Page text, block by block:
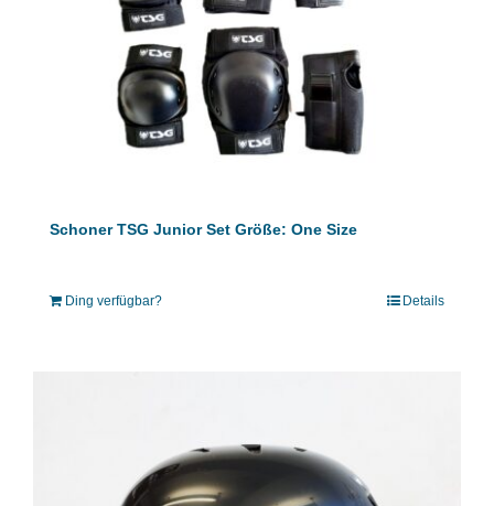
Schoner TSG Junior Set Größe: One Size
Ding verfügbar? Details